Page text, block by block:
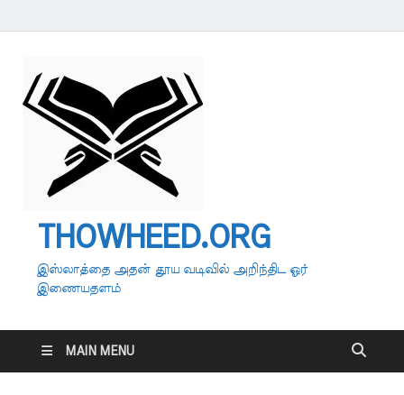
THOWHEED.ORG
இஸ்லாத்தை அதன் தூய வடிவில் அறிந்திட ஓர்
இணையதளம்
MAIN MENU